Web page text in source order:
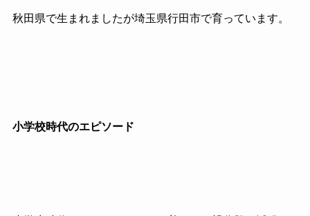
秋田県で生まれましたが埼玉県行田市で育っています。
小学校時代のエピソード